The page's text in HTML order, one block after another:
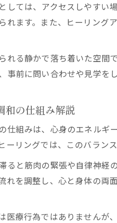
しては、アクセスしやす
れます。また、ヒーリング
れる静かで落ち着いた空間
事前に問い合わせや見学を
和の仕組み解説
仕組みは、心身のエネル
ーリングでは、このバラン
ると筋肉の緊張や自律神
れを調整し、心と身体の両
医療行為ではありません